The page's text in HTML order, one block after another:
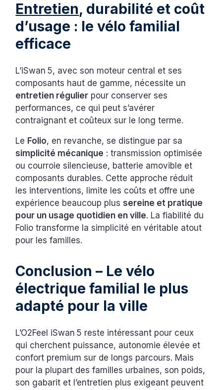
Entretien, durabilité et coût
d’usage : le vélo familial
efficace
L’iSwan 5, avec son moteur central et ses
composants haut de gamme, nécessite un
entretien régulier pour conserver ses
performances, ce qui peut s’avérer
contraignant et coûteux sur le long terme.
Le Folio, en revanche, se distingue par sa
simplicité mécanique : transmission optimisée
ou courroie silencieuse, batterie amovible et
composants durables. Cette approche réduit
les interventions, limite les coûts et offre une
expérience beaucoup plussereine et pratique
pour un usage quotidien en ville. La fiabilité du
Folio transforme la simplicité en véritable atout
pour les familles.
Conclusion – Le vélo
électrique familial le plus
adapté pour la ville
L’O2Feel iSwan 5 reste intéressant pour ceux
qui cherchent puissance, autonomie élevée et
confort premium sur de longs parcours. Mais
pour la plupart des familles urbaines, son poids,
son gabarit et l’entretien plus exigeant peuvent